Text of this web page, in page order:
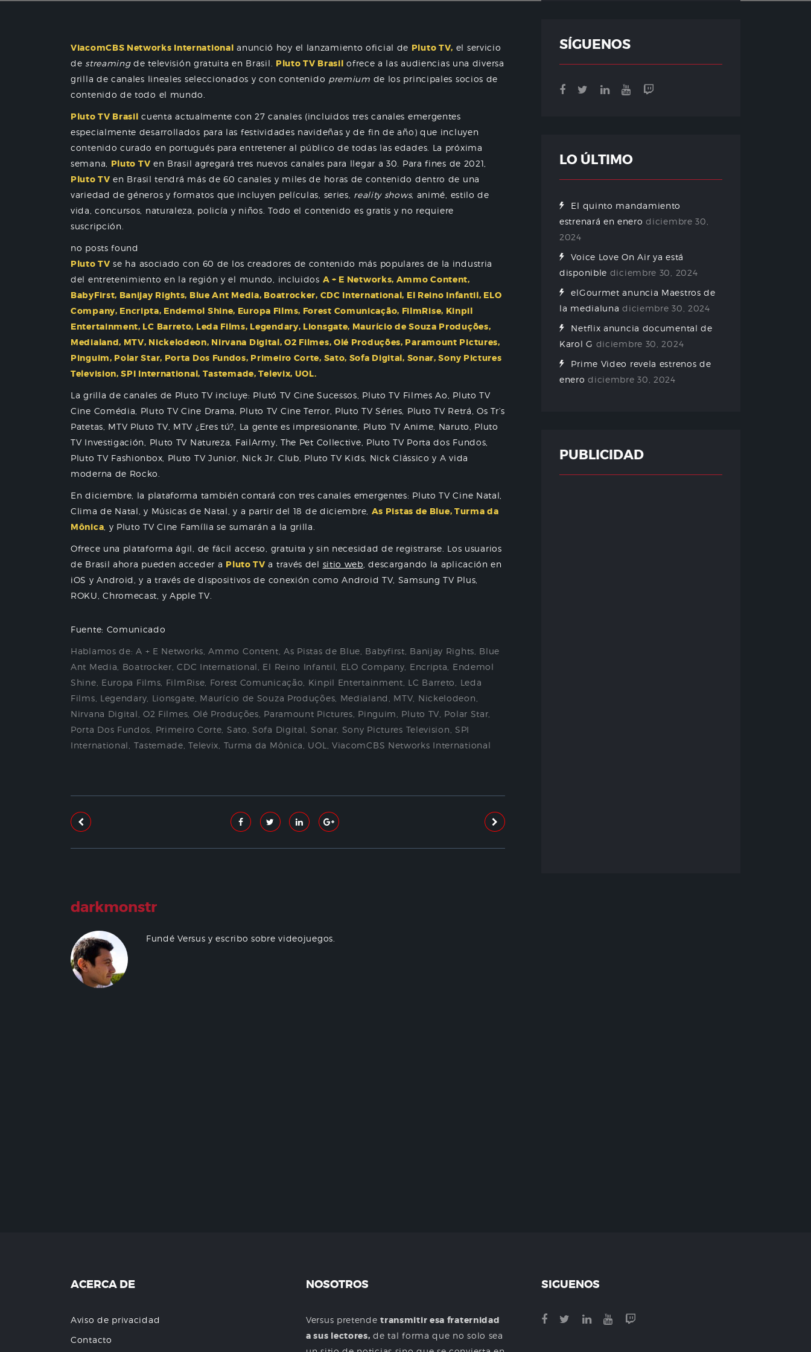
ViacomCBS Networks International anunció hoy el lanzamiento oficial de Pluto TV, el servicio
de streamingde televisión gratuita en Brasil. Pluto TV Brasil ofrece a las audiencias una diversa
grilla de canales lineales seleccionados y con contenido premium de los principales socios de
contenido de todo el mundo.
Pluto TV Brasil cuenta actualmente con 27 canales (incluidos tres canales emergentes
especialmente desarrollados para las festividades navideñas y de fin de año) que incluyen
contenido curado en portugués para entretener al público de todas las edades. La próxima
semana, Pluto TV en Brasil agregará tres nuevos canales para llegar a 30. Para fines de 2021,
Pluto TV en Brasil tendrá más de 60 canales y miles de horas de contenido dentro de una
variedad de géneros y formatos que incluyen películas, series, reality shows, animé, estilo de
vida, concursos, naturaleza, policía y niños. Todo el contenido es gratis y no requiere
suscripción.
no posts found
Pluto TV se ha asociado con 60 de los creadores de contenido más populares de la industria
del entretenimiento en la región y el mundo, incluidos A + E Networks, Ammo Content,
BabyFirst, Banijay Rights, Blue Ant Media, Boatrocker, CDC International, El Reino Infantil, ELO
Company, Encripta, Endemol Shine, Europa Films, Forest Comunicação, FilmRise, Kinpil
Entertainment, LC Barreto, Leda Films, Legendary, Lionsgate, Maurício de Souza Produções,
Medialand, MTV, Nickelodeon, Nirvana Digital, O2 Filmes, Olé Produções, Paramount Pictures,
Pinguim, Polar Star, Porta Dos Fundos, Primeiro Corte, Sato, Sofa Digital, Sonar, Sony Pictures
Television, SPI International, Tastemade, Televix, UOL.
La grilla de canales de Pluto TV incluye: Plutó TV Cine Sucessos, Pluto TV Filmes Ao, Pluto TV
Cine Comédia, Pluto TV Cine Drama, Pluto TV Cine Terror, Pluto TV Séries, Pluto TV Retrá, Os Tr’s
Patetas, MTV Pluto TV, MTV ¿Eres tú?, La gente es impresionante, Pluto TV Anime, Naruto, Pluto
TV Investigación, Pluto TV Natureza, FailArmy, The Pet Collective, Pluto TV Porta dos Fundos,
Pluto TV Fashionbox, Pluto TV Junior, Nick Jr. Club, Pluto TV Kids, Nick Clássico y A vida
moderna de Rocko.
En diciembre, la plataforma también contará con tres canales emergentes: Pluto TV Cine Natal,
Clima de Natal, y Músicas de Natal, y a partir del 18 de diciembre, As Pistas de Blue, Turma da
Mônica , y Pluto TV Cine Família se sumarán a la grilla.
Ofrece una plataforma ágil, de fácil acceso, gratuita y sin necesidad de registrarse. Los usuarios
de Brasil ahora pueden acceder a Pluto TV a través del sitio web , descargando la aplicación en
iOS y Android, y a través de dispositivos de conexión como Android TV, Samsung TV Plus,
ROKU, Chromecast, y Apple TV.
Fuente: Comunicado
Hablamos de:A + E Networks ,Ammo Content ,As Pistas de Blue Babyfirst Banijay Rights Blue
Ant Media
Boatrocker ,CDC International El Reino Infantil ELO Company Encripta
Endemol
Shine Europa Films FilmRise Forest Comunicação Kinpil Entertainment LC Barreto
Leda
Films Legendary Lionsgate Maurício de Souza Produções Medialand MTV Nickelodeon
Nirvana Digital O2 Filmes Olé Produções Paramount Pictures Pinguim Pluto TV Polar Star
Porta Dos Fundos
Primeiro Corte Sato ,Sofa Digital Sonar Sony Pictures Television SPI
International
Tastemade ,Televix Turma da Mônica UOL ViacomCBS Networks International
darkmonstr
Fundé Versus y escribo sobre videojuegos.
SÍGUENOS
LO ÚLTIMO
El quinto mandamiento
estrenará en enero diciembre 30,
2024
Voice Love On Air ya está
disponible diciembre 30, 2024
elGourmet anuncia Maestros de
la medialuna diciembre 30, 2024
Netflix anuncia documental de
Karol G diciembre 30, 2024
Prime Video revela estrenos de
enero diciembre 30, 2024
PUBLICIDAD
ACERCA DE
Aviso de privacidad
Contacto
NOSOTROS
Versus pretendetransmitir esa fraternidad
a sus lectores, de tal forma que no solo sea
SIGUENOS